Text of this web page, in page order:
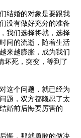
结婚的对象是要跟我
没有做好充分的准备
我们选择将就，选择
间的流逝，随着生活
来越膨胀，成为我们
坏死，突变，等到了
这个问题，就已经为
题，双方都隐忍了太
婚前后悔要厉害的
悔，那就勇敢的做决